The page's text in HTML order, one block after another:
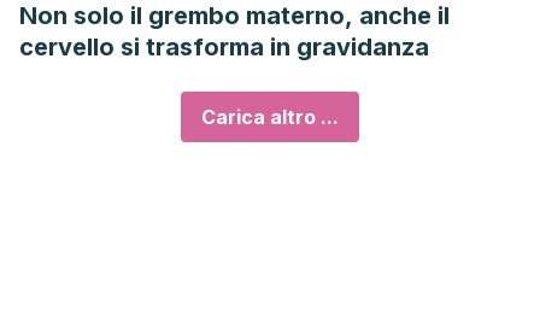
Non solo il grembo materno, anche il
cervello si trasforma in gravidanza
Carica altro ...